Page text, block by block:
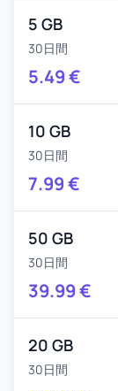
5 GB
30日間
5.49€
10 GB
30日間
7.99€
50 GB
30日間
39.99€
20 GB
30日間